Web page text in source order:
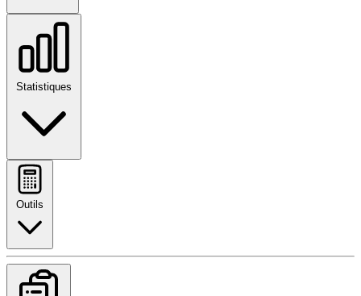
Statistiques
Outils